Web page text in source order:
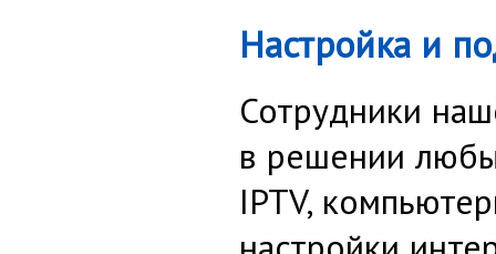
Настройка и
Сотрудники
в решении
IPTV,